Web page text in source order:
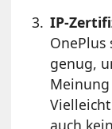
IP-
genug,
auch